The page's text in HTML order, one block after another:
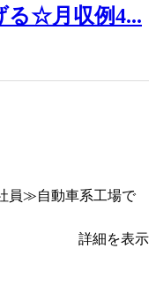
る☆月収例4...
員≫自動車系工場で
詳細を表示